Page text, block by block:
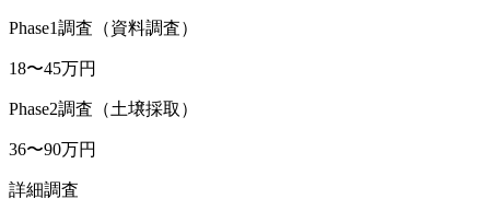
Phase1調査（資料調査）
18〜45万円
Phase2調査（土壌採取）
36〜90万円
詳細調査